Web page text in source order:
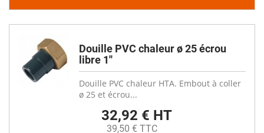
Douille PVC chaleur ø 25 écrou
libre 1''
Douille PVC chaleur HTA. Embout à coller
ø 25 et écrou...
32,92 € HT
39,50 € TTC